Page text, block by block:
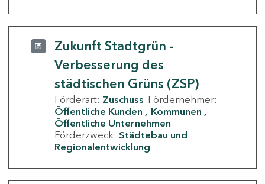
Zukunft Stadtgrün -
Verbesserung des
städtischen Grüns (ZSP)
Förderart: Zuschuss Fördernehmer:
Öffentliche Kunden
Kommunen
Öffentliche Unternehmen
Förderzweck: Städtebau und
Regionalentwicklung